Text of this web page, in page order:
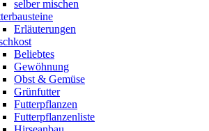
selber mischen
Erläuterungen
Beliebtes
Gewöhnung
Obst & Gemüse
Grünfutter
Futterpflanzen
Futterpflanzenliste